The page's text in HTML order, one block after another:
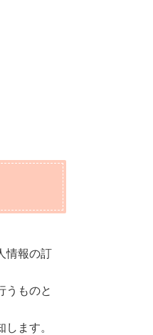
情報の訂
うものと
ます。